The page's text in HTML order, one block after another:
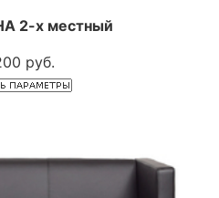
2-х местный
руб.